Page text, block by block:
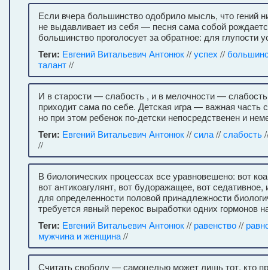
Если вчера большинство одобрило мысль, что гений
не выдавливает из себя — песня сама собой
большинство проголосует за обратное: для глупости
Теги: Евгений Витальевич Антонюк//успех //
талант//
И в старости — слабость , и в мелочности —
приходит сама по себе. Детская игра — важная часть
но при этом ребенок по-детски непосредственен и
Теги: Евгений Витальевич Антонюк//сила//слабость
//
В биологических процессах все уравновешено: вот
вот антикоагулянт, вот будоражащее, вот седативное,
для определенности половой принадлежности
требуется явный перекос выработки одних гормонов
Теги: Евгений Витальевич Антонюк// равенство//
мужчина и женщина//
Считать свободу — самоцелью может лишь тот, кто